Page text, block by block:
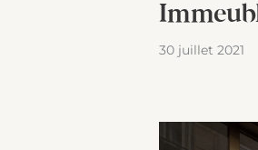
30 juillet 2021